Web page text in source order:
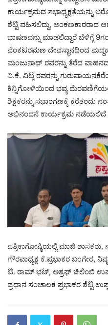
ಕಾರ್ಯಕ್ರಮದ ಸಭಾಧ್ಯಕ್ಷತೆಯನ್ನು
ಶೆಟ್ಟಿ ವಹಿಸಲಿದ್ದು,
ಭಾಷಣವನ್ನು ಮಾಡಲಿದ್ದಾರೆ ಬೆಳಿಗ್ಗೆ
ವೆಂಕಟರಮಣ ದೇವಸ್ಥಾನದಿಂದ
ಮಂಜುನಾಥ್ ರವರನ್ನು ತೆರೆದ
ವಿ.ಕೆ. ವಿಟ್ಲ ರವರನ್ನು
ಕಿನ್ನಿಗೋಳಿಯಿಂದ ಭವ್ಯ
ಶಿಕ್ಷಕರನ್ನು ಸಭಾಂಗಣಕ್ಕೆ ಕರೆತಂದು
ಅಭಿನಂದನೆ ಕಾರ್ಯಕ್ರಮ ನಡೆಯಲಿದೆ
ಪತ್ರಿಕಾಗೋಷ್ಠಿಯಲ್ಲಿ ಮಾಜಿ
ಗೌರವಾಧ್ಯಕ್ಷ ಕೆ.ಪ್ರಭಾಕರ ಬಂಗೇರ,
ಟಿ. ರಾಮ್ ಭಟ್, ಅಶ್ರಫ್ ಚಿಲಿಂಬಿ
ಪ್ರಧಾನ ಸಂಚಾಲಕ ಪ್ರಭಾಕರ ಶೆಟ್ಟಿ